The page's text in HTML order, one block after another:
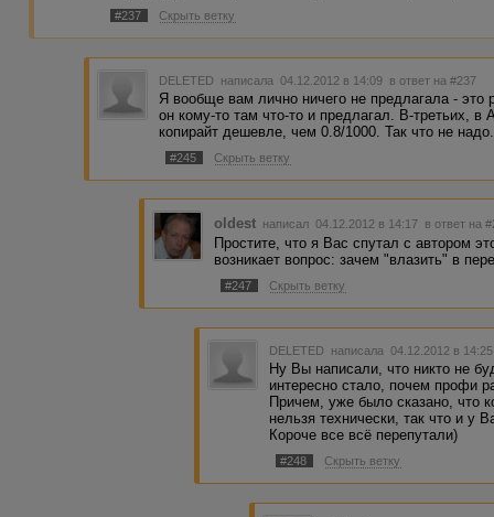
#237 Скрыть ветку
DELETED написала 04.12.2012 в 14:09 в ответ на #237
Я вообще вам лично ничего не предлагала -
он кому-то там что-то и предлагал. В-третьих,
копирайт дешевле, чем 0.8/1000. Так что не надо.
#245 Скрыть ветку
oldest написал 04.12.2012 в 14:17 в ответ на
Простите, что я Вас спутал с автором
возникает вопрос: зачем "влазить" в
#247 Скрыть ветку
DELETED написала 04.12.2012 в
Ну Вы написали, что никто не
интересно стало, почем профи
Причем, уже было сказано, что
нельзя технически, так что и у
Короче все всё перепутали)
#248 Скрыть ветку